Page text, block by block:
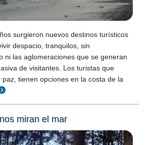
surgieron nuevos destinos turísticos
despacio, tranquilos, sin
ni las aglomeraciones que se generan
de visitantes. Los turistas que
paz, tienen opciones en la costa de la
miran el mar